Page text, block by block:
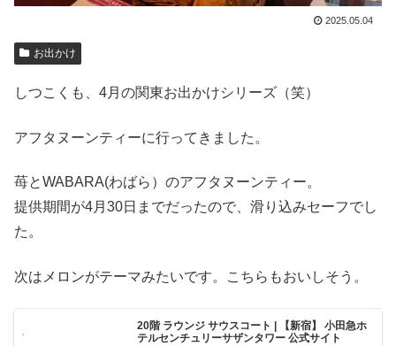
2025.05.04
お出かけ
しつこくも、4月の関東お出かけシリーズ（笑）
アフタヌーンティーに行ってきました。
苺とWABARA(わばら）のアフタヌーンティー。
提供期間が4月30日までだったので、滑り込みセーフでし
た。
次はメロンがテーマみたいです。こちらもおいしそう。
20階 ラウンジ サウスコート | 【新宿】 小田急ホ
テルセンチュリーサザンタワー 公式サイト